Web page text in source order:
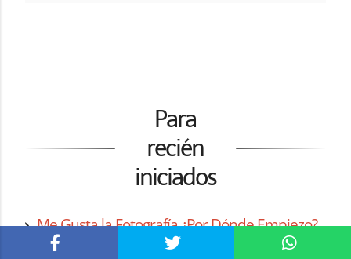
Para
recién
iniciados
Me Gusta la Fotografía ¿Por Dónde Empiezo?